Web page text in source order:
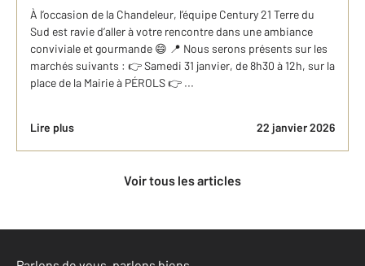
À l’occasion de la Chandeleur, l’équipe Century 21 Terre du
Sud est ravie d’aller à votre rencontre dans une ambiance
conviviale et gourmande 😄 📍 Nous serons présents sur les
marchés suivants : 👉 Samedi 31 janvier, de 8h30 à 12h, sur la
place de la Mairie à PÉROLS 👉 ...
Lire plus 22 janvier 2026
Voir tous les articles